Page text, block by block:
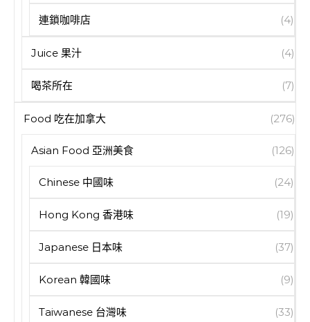
連鎖咖啡店 (4)
Juice 果汁 (4)
喝茶所在 (7)
Food 吃在加拿大 (276)
Asian Food 亞洲美食 (126)
Chinese 中國味 (24)
Hong Kong 香港味 (19)
Japanese 日本味 (37)
Korean 韓國味 (9)
Taiwanese 台灣味 (33)